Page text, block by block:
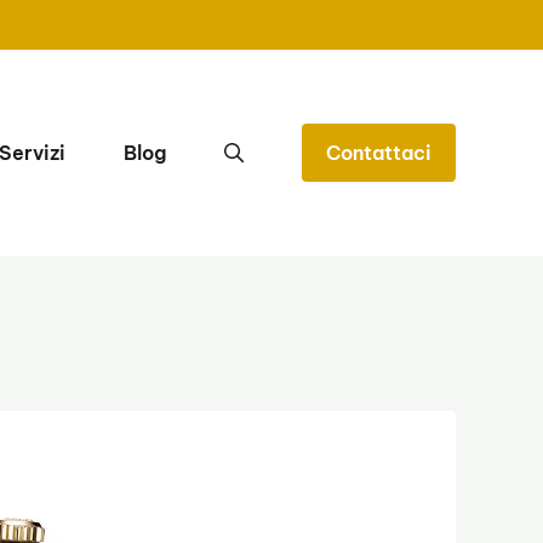
Servizi Blog Contattaci